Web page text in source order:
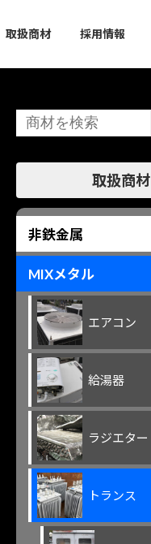
取扱商材 採用情報
取扱商材
ー
リ
ク
非鉄金属
MIXメタル
エアコン
給湯器
ラジエター
トランス